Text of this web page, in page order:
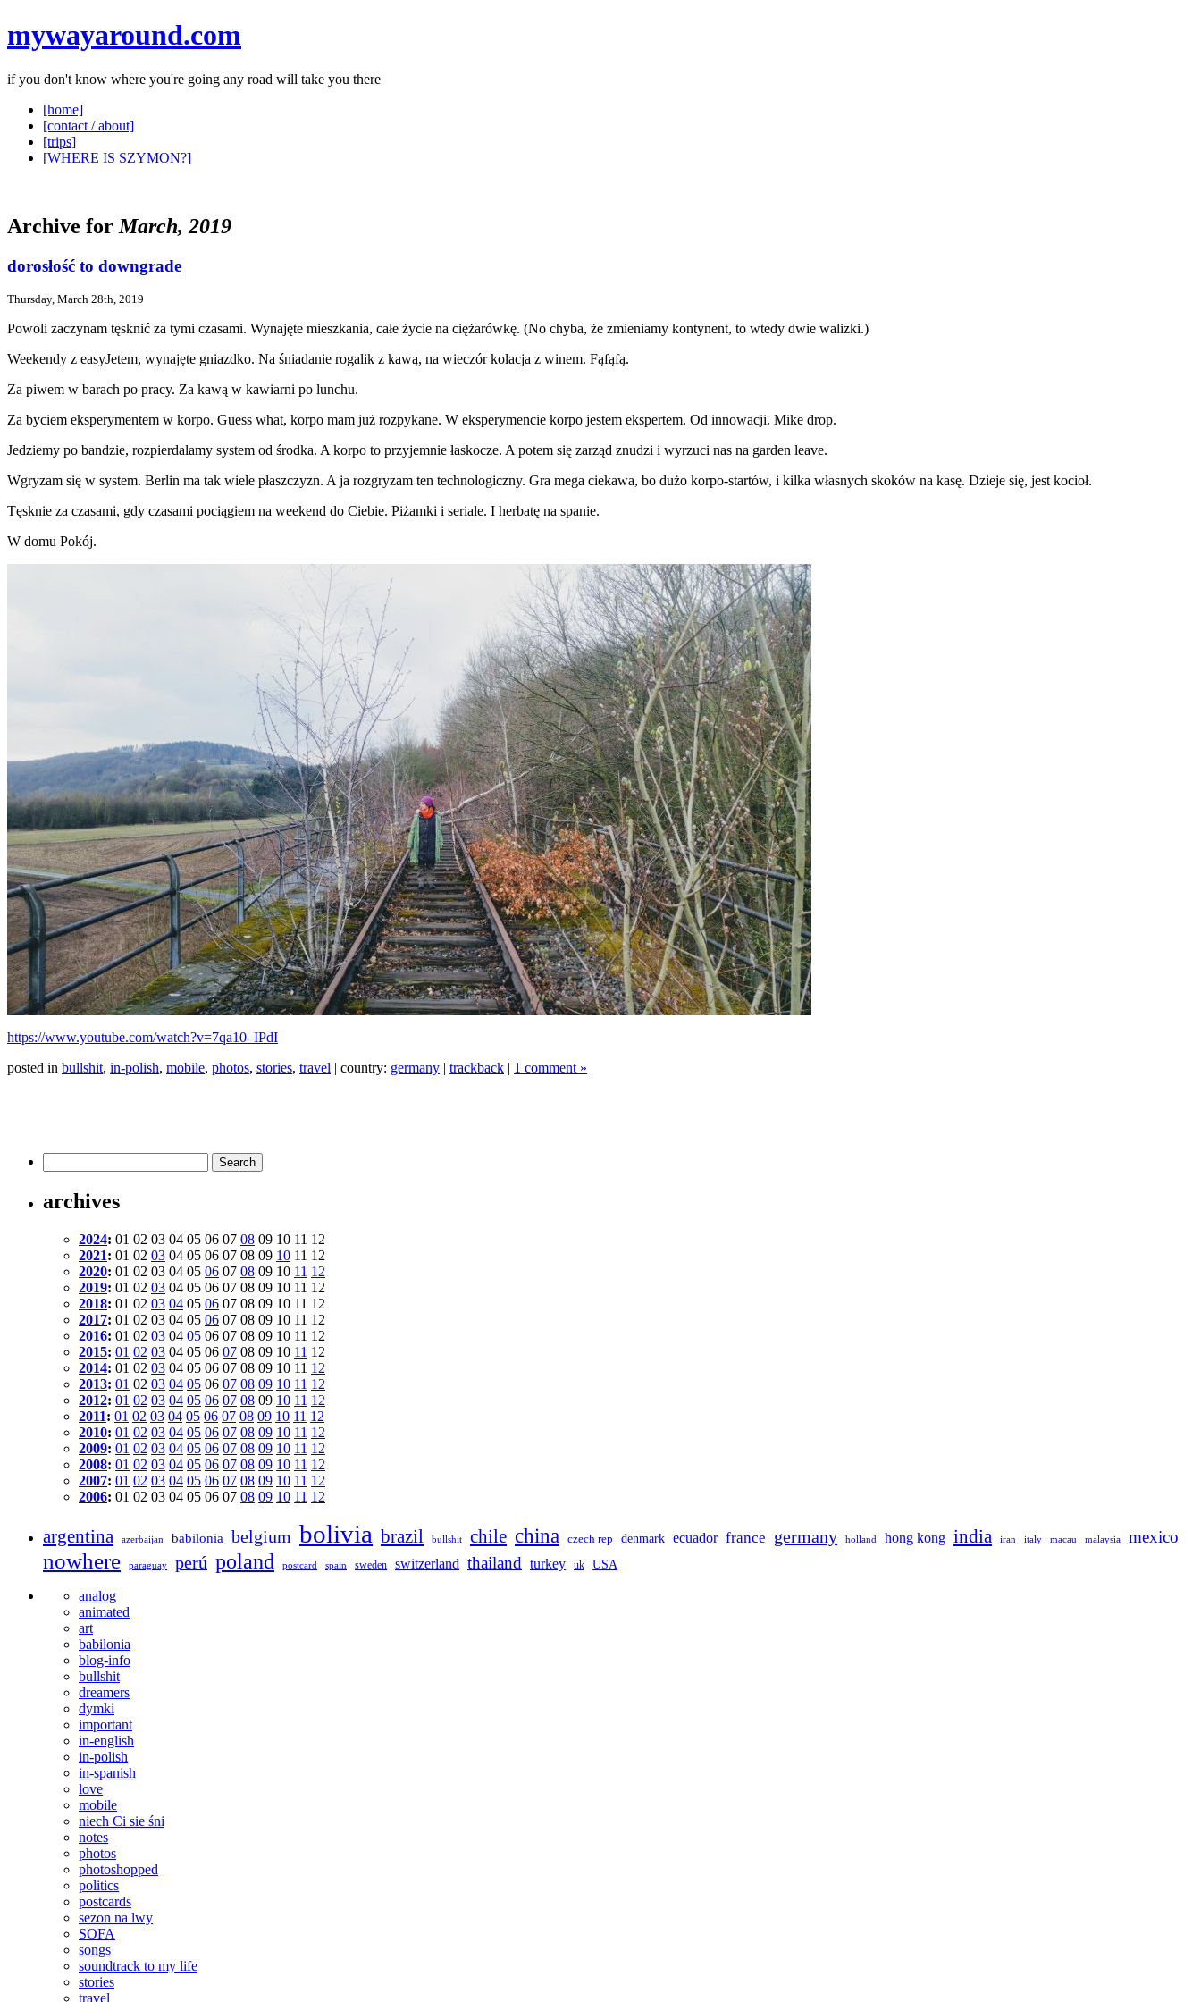
mywayaround.com
if you don't know where you're going any road will take you there
[home]
[contact / about]
[trips]
[WHERE IS SZYMON?]
Archive for March, 2019
dorosłość to downgrade
Thursday, March 28th, 2019
Powoli zaczynam tęsknić za tymi czasami. Wynajęte mieszkania, całe życie na ciężarówkę. (No chyba, że zmieniamy kontynent, to wtedy dwie walizki.)
Weekendy z easyJetem, wynajęte gniazdko. Na śniadanie rogalik z kawą, na wieczór kolacja z winem. Fąfąfą.
Za piwem w barach po pracy. Za kawą w kawiarni po lunchu.
Za byciem eksperymentem w korpo. Guess what, korpo mam już rozpykane. W eksperymencie korpo jestem ekspertem. Od innowacji. Mike drop.
Jedziemy po bandzie, rozpierdalamy system od środka. A korpo to przyjemnie łaskocze. A potem się zarząd znudzi i wyrzuci nas na garden leave.
Wgryzam się w system. Berlin ma tak wiele płaszczyzn. A ja rozgryzam ten technologiczny. Gra mega ciekawa, bo dużo korpo-startów, i kilka własnych skoków na kasę. Dzieje się, jest kocioł.
Tęsknie za czasami, gdy czasami pociągiem na weekend do Ciebie. Piżamki i seriale. I herbatę na spanie.
W domu Pokój.
https://www.youtube.com/watch?v=7qa10–IPdI
posted in bullshit, in-polish, mobile, photos, stories, travel | country: germany | trackback | 1 comment »
archives
2024: 01 02 03 04 05 06 07 08 09 10 11 12
2021: 01 02 03 04 05 06 07 08 09 10 11 12
2020: 01 02 03 04 05 06 07 08 09 10 11 12
2019: 01 02 03 04 05 06 07 08 09 10 11 12
2018: 01 02 03 04 05 06 07 08 09 10 11 12
2017: 01 02 03 04 05 06 07 08 09 10 11 12
2016: 01 02 03 04 05 06 07 08 09 10 11 12
2015: 01 02 03 04 05 06 07 08 09 10 11 12
2014: 01 02 03 04 05 06 07 08 09 10 11 12
2013: 01 02 03 04 05 06 07 08 09 10 11 12
2012: 01 02 03 04 05 06 07 08 09 10 11 12
2011: 01 02 03 04 05 06 07 08 09 10 11 12
2010: 01 02 03 04 05 06 07 08 09 10 11 12
2009: 01 02 03 04 05 06 07 08 09 10 11 12
2008: 01 02 03 04 05 06 07 08 09 10 11 12
2007: 01 02 03 04 05 06 07 08 09 10 11 12
2006: 01 02 03 04 05 06 07 08 09 10 11 12
argentina azerbaijan babilonia belgium bolivia brazil bullshit chile china czech rep denmark ecuador france germany holland hong kong india iran italy macau malaysia mexico
nowhere paraguay perú poland postcard spain sweden switzerland thailand turkey uk USA
analog
animated
art
babilonia
blog-info
bullshit
dreamers
dymki
important
in-english
in-polish
in-spanish
love
mobile
niech Ci sie śni
notes
photos
photoshopped
politics
postcards
sezon na lwy
SOFA
songs
soundtrack to my life
stories
travel